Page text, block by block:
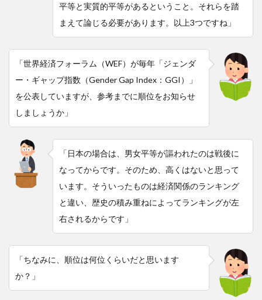
平等と実質的平等があるということ。それらを踏
まえて論じる必要があります。以上3つですね」
「世界経済フォーラム（WEF）が毎年「ジェンダ
ー・ギャップ指数（Gender Gap Index：GGI）」
を公表していますが、参考までに順位をお知らせ
しましょうか」
「日本の場合は、男女平等が謳われたのは戦後に
なってからです。そのため、高くはないと思って
います。そういったものは経済関係のランキング
と違い、歴史の積み重ねによってランキングが左
右されるからです」
「ちなみに、順位は何位くらいだと思います
か？」